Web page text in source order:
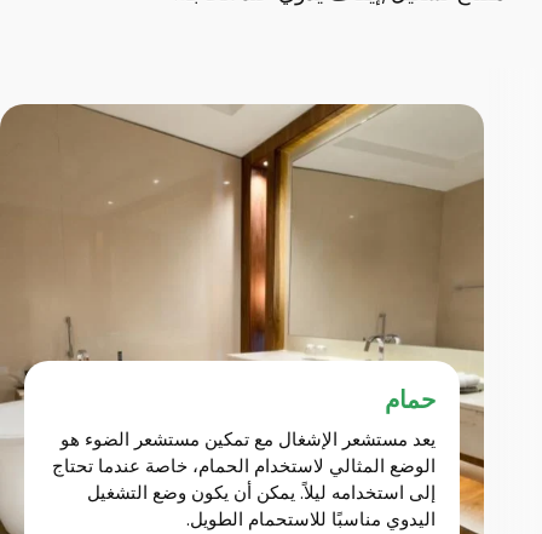
حمام
يعد مستشعر الإشغال مع تمكين مستشعر الضوء هو
الوضع المثالي لاستخدام الحمام، خاصة عندما تحتاج
إلى استخدامه ليلاً. يمكن أن يكون وضع التشغيل
اليدوي مناسبًا للاستحمام الطويل.